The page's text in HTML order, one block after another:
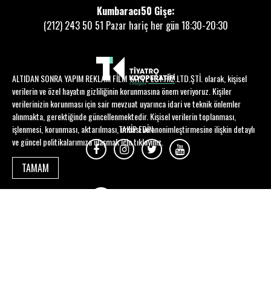
Kumbaracı50 Gişe:
(212) 243 50 51 Pazar hariç her gün 18:30-20:30
TAKİP EDİN
ALTIDAN SONRA YAPIM REKLAM FİLM YAY.VE EĞT.HİZ.LTD.ŞTİ. olarak, kişisel
verilerin ve özel hayatın gizliliğinin korunmasına önem veriyoruz. Kişiler
verilerinizin korunması için sair mevzuat uyarınca idari ve teknik önlemler
alınmakta, gerektiğinde güncellenmektedir. Kişisel verilerin toplanması,
işlenmesi, korunması, aktarılması, imhası ve anonimleştirmesine ilişkin detaylı
ve güncel politikalarımıza ulaşmak içintıklayınız
TAMAM